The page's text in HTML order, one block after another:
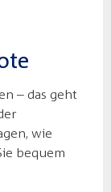
– das geht
wie
bequem